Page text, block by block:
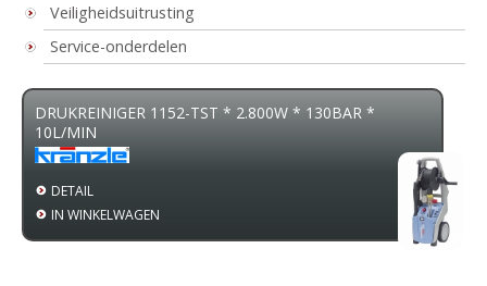
Veiligheidsuitrusting
Service-onderdelen
DRUKREINIGER 1152-TST * 2.800W * 130BAR *
10L/MIN
DETAIL
IN WINKELWAGEN